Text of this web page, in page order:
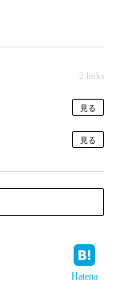
2 links
見る
見る
Hatena